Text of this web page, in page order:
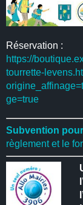
Réservation :
https://
tourrette-
ge=true
Subvention
règlement et le